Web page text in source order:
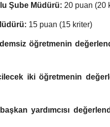
Şube Müdürü: 20 puan (20
15 puan (15 kriter)
öğretmenin
iki öğretmenin
yardımcısı